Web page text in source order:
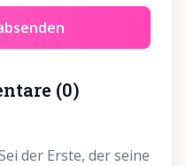
(0)
der Erste, der seine